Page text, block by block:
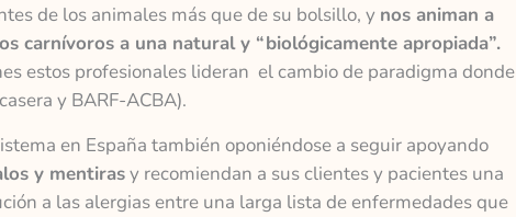
de los animales más que de su bolsillo, y nos animan a
carnívoros a una natural y “biológicamente apropiada”.
estos profesionales lideran el cambio de paradigma donde
y BARF-ACBA).
en España también oponiéndose a seguir apoyando
y mentirasy recomiendan a sus clientes y pacientes una
a las alergias entre una larga lista de enfermedades que